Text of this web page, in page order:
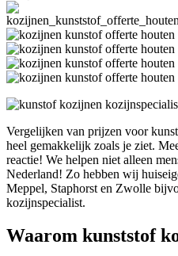
Vergelijken van prijzen voor
heel gemakkelijk zoals je ziet.
reactie! We helpen niet alleen
Nederland! Zo hebben wij
Meppel, Staphorst en Zwolle
kozijnspecialist.
Waarom kunststof